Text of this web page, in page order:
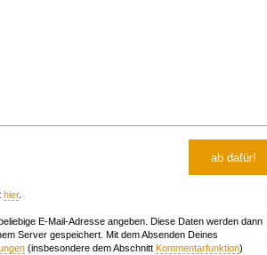
hier.
E-Mail-Adresse angeben. Diese Daten werden dann
Server gespeichert. Mit dem Absenden Deines
(insbesondere dem Abschnitt Kommentarfunktion)